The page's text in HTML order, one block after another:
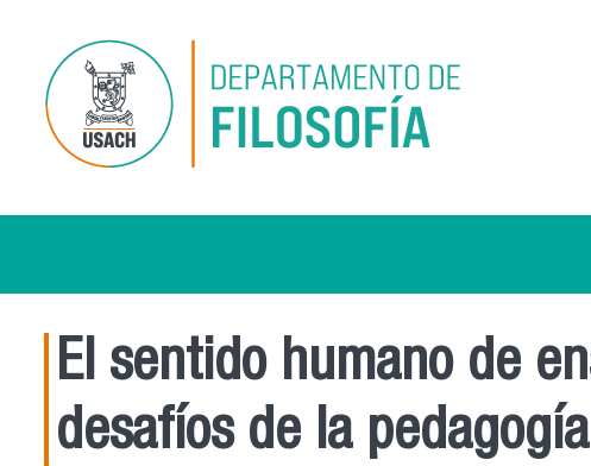
El sentido humano de
desafíos de la